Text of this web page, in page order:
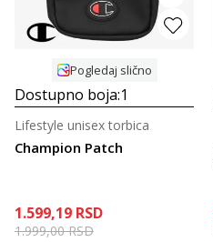
Pogledaj slično
Dostupno boja:1
Champion Patch
Lifestyle unisex torbica
1.599,19 RSD
1.999,00RSD